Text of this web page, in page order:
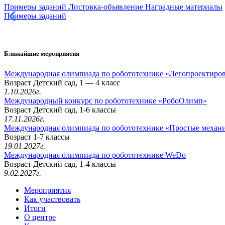
Примеры заданий Листовка-объявление Наградные материалы
Примеры заданий
Ближайшие мероприятия
Международная олимпиада по робототехнике
Возраст Детский сад, 1 — 4 класс
1.10.2026г.
Международный конкурс по робототехнике «РобоОлимп»
Возраст Детский сад, 1-6 классы
17.11.2026г.
Международная олимпиада по робототехнике «Простые
Возраст 1-7 классы
19.01.2027г.
Международная олимпиада по робототехнике WeDo
Возраст Детский сад, 1-4 классы
9.02.2027г.
Мероприятия
Как участвовать
Итоги
О центре